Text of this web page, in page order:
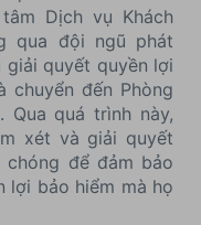
Dịch vụ Khách
qua đội ngũ phát
giải quyết quyền lợi
chuyển đến Phòng
Qua quá trình này,
xét và giải quyết
để đảm bảo
lợi bảo hiểm mà họ